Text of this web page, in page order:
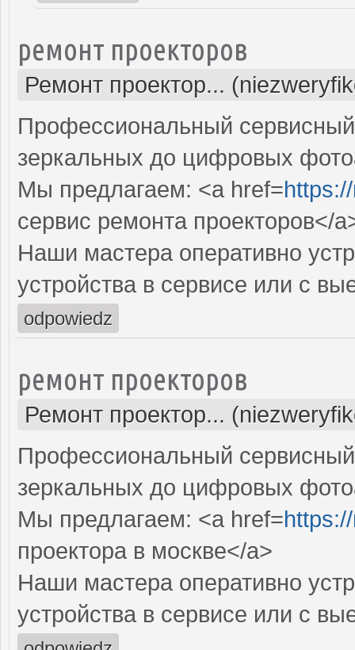
ремонт проекторов
Ремонт проектор...
Профессиональный
зеркальных до цифровых
Мы предлагаем: <a href=
сервис ремонта проекторов</
Наши мастера оперативно
устройства в сервисе или с
odpowiedz
ремонт проекторов
Ремонт проектор...
Профессиональный
зеркальных до цифровых
Мы предлагаем: <a href=
проектора в москве</a>
Наши мастера оперативно
устройства в сервисе или с